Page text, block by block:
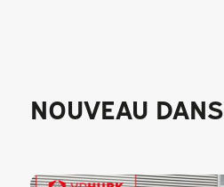
NOUVEAU DANS